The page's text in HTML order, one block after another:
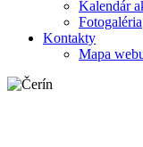
Kalendár
Fotogaléria
Kontakty
Mapa